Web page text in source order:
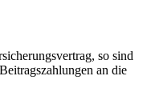
so sind
an die